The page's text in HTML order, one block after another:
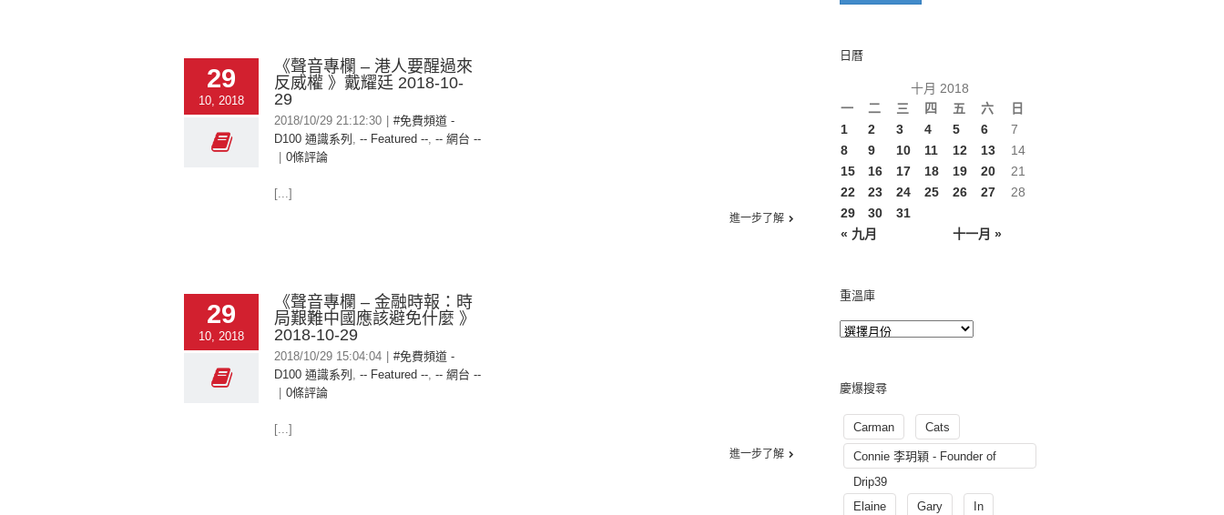
29
10, 2018
《聲音專欄 – 港人要醒過來
反威權 》戴耀廷 2018-10-
29
2018/10/29 21:12:30
#免費頻道 -
D100 通識系列 , -- Featured --, -- 網台 --
0條評論
[...]
進一步了解
29
10, 2018
《聲音專欄 – 金融時報：時
局艱難中國應該避免什麼 》
2018-10-29
2018/10/29 15:04:04
#免費頻道 -
D100 通識系列 , -- Featured --, -- 網台 --
0條評論
[...]
進一步了解
日曆
十月 2018
一
二 三 四 五 六 日
« 九月 十一月 »
1 2 3 4 5 6
7
8
9 10 11 12 13
14
15
16 17 18 19 20
21
22
23 24 25 26 27
28
29
30 31
重溫庫
慶爆搜尋
Carman Cats
Connie 李玥穎 - Founder of
Drip39
Elaine
Gary In